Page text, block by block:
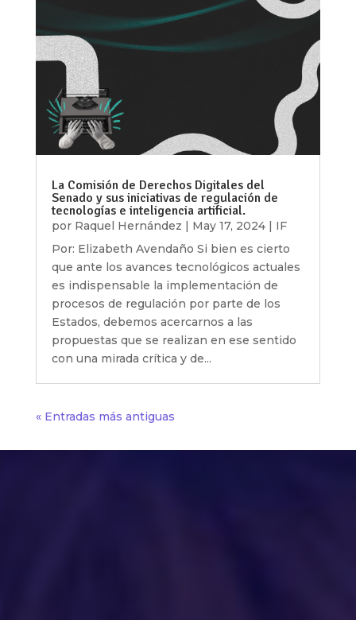
La Comisión de Derechos Digitales del
Senado y sus iniciativas de regulación de
tecnologías e inteligencia artificial.
por Raquel Hernández May 17, 2024| IF
Por: Elizabeth Avendaño Si bien es cierto
que ante los avances tecnológicos actuales
es indispensable la implementación de
procesos de regulación por parte de los
Estados, debemos acercarnos a las
propuestas que se realizan en ese sentido
con una mirada crítica y de...
« Entradas más antiguas